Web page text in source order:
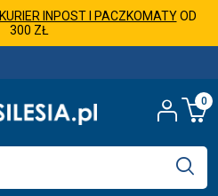
KURIER INPOST I PACZKOMATYOD
300 ZŁ
0